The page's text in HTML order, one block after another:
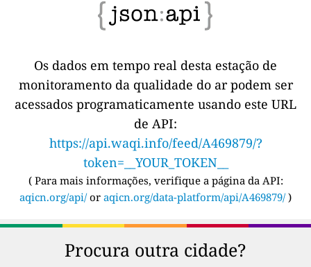
Os dados em tempo real desta estação de
monitoramento da qualidade do ar podem ser
acessados programaticamente usando este URL
de API:
https://api.waqi.info/feed/A469879/?
token=__YOUR_TOKEN__
( Para mais informações, verifique a página da API:
aqicn.org/api/or aqicn.org/data-platform/api/A469879/)
Procura outra cidade?